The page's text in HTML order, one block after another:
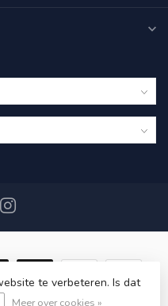
and boat equipment
te verbeteren. Is dat
Meer over cookies »